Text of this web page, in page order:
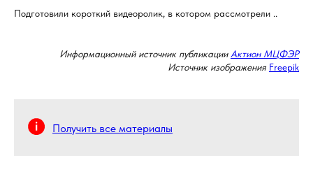
Подготовили короткий видеоролик, в котором рассмотрели ..
Информационный источник публикации Актион МЦФЭР
Источник изображения Freepik
Получить все материалы